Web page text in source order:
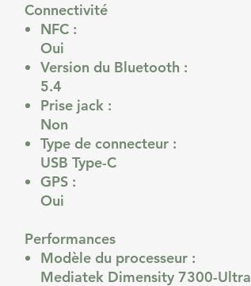
Connectivité
NFC :
Oui
Version du Bluetooth :
5.4
Prise jack :
Non
Type de connecteur :
USB Type-C
GPS :
Oui
Performances
Modèle du processeur :
Mediatek Dimensity 7300-Ultra